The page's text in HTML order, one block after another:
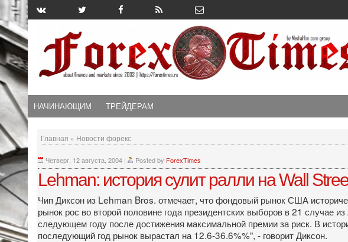
НАЧИНАЮЩИМ ТРЕЙДЕРАМ
Главная » Новости форекс
Четверг, 12 августа, 2004 | Posted by ForexTimes
Lehman: история сулит ралли на Wall
Чип Диксон из Lehman Bros. отмечает, что фондовый рынок США
рынок рос во второй половине года президентских выборов в 21 случае
следующем году после достижения максимальной премии за риск. В
последующий год рынок вырастал на 12.6-36.6%%", - говорит Диксон.